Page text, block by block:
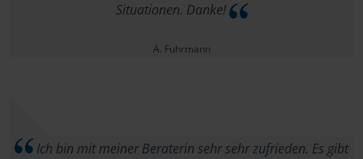
Situationen. Danke!
A. Fuhrmann
Ich bin mit meiner Beraterin sehr sehr zufrieden. Es gibt